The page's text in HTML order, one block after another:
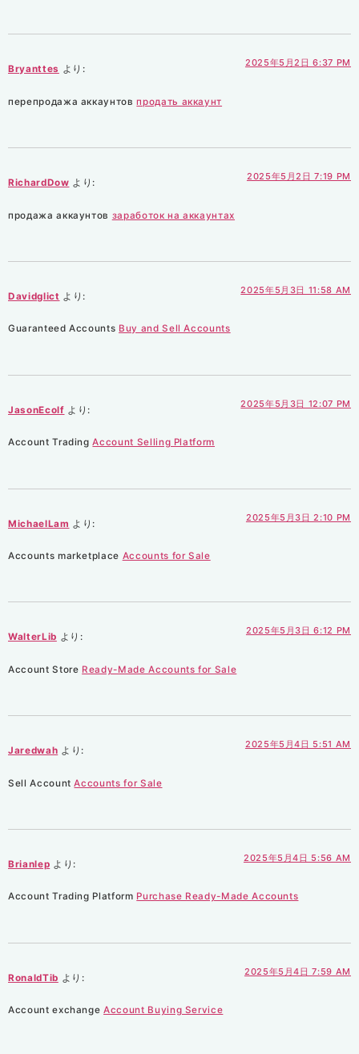
Bryanttes より:
2025年5月2日 6:37 PM
перепродажа аккаунтовпродать аккаунт
RichardDow より:
2025年5月2日 7:19 PM
продажа аккаунтов заработок на аккаунтах
Davidglict より:
2025年5月3日 11:58 AM
Guaranteed Accounts Buy and Sell Accounts
JasonEcolf より:
2025年5月3日 12:07 PM
Account TradingAccount Selling Platform
MichaelLam より:
2025年5月3日 2:10 PM
Accounts marketplace Accounts for Sale
WalterLib より:
2025年5月3日 6:12 PM
Account Store Ready-Made Accounts for Sale
Jaredwah より:
2025年5月4日 5:51 AM
Sell AccountAccounts for Sale
Brianlep より:
2025年5月4日 5:56 AM
Account Trading Platform Purchase Ready-Made Accounts
RonaldTib より:
2025年5月4日 7:59 AM
Account exchangeAccount Buying Service